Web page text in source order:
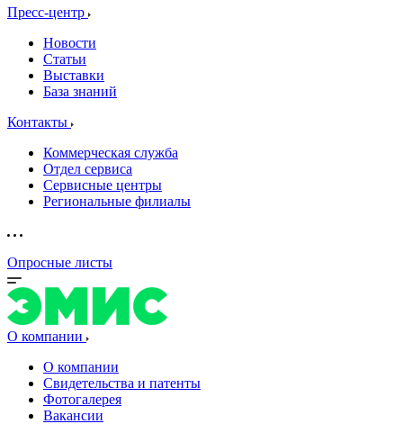
Пресс-центр
Новости
Статьи
Выставки
База знаний
Контакты
Коммерческая служба
Отдел сервиса
Сервисные центры
Региональные филиалы
Опросные листы
О компании
О компании
Свидетельства и патенты
Фотогалерея
Вакансии